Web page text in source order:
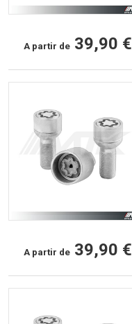
A partir de 39,90 €
A partir de 39,90 €